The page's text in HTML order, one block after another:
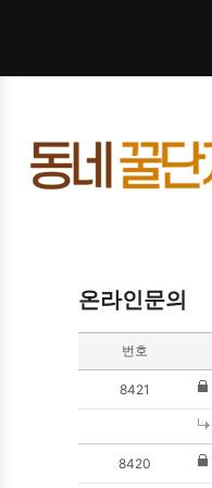
온라인문의
번호
8421
8420